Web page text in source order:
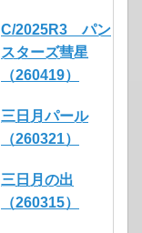
C/2025R3 パン
スターズ彗星
（260419）
三日月パール
（260321）
三日月の出
（260315）